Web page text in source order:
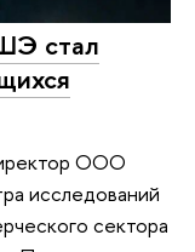
стал
ООО
исследований
сектора